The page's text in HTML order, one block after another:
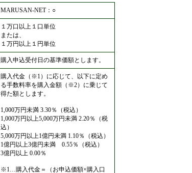
MARUSAN-NET：○
１万口以上１口単位
または、
１万円以上１円単位
購入申込受付日の基準価額とします。
購入代金（※1）に応じて、以下に定め
る手数料率を購入金額（※2）に乗じて
得た額とします。
1,000万円未満 3.30％（税込）
1,000万円以上5,000万円未満 2.20％（税
込）
5,000万円以上1億円未満 1.10％（税込）
1億円以上3億円未満 0.55％（税込）
3億円以上 0.00％
※1…購入代金＝（お申込価額×購入口